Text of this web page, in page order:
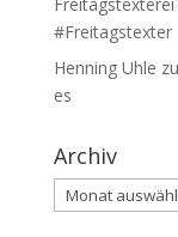
#Freitagstexter
Henning Uhle zu
es
Archiv
Archiv